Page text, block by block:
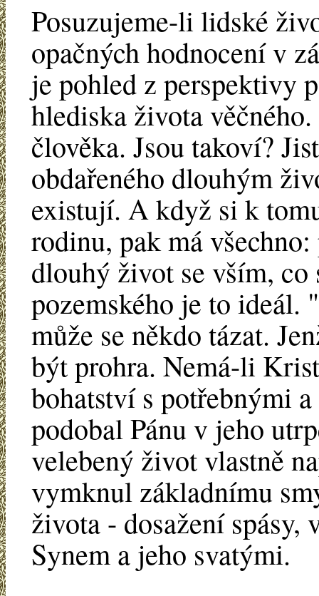
Posuzujeme-li lidské
opačných hodnocení v
je pohled z perspektivy
hlediska života
člověka. Jsou takoví?
obdařeného dlouhým
existují. A když si k
rodinu, pak má
dlouhý život se vším, co
pozemského je to
může se někdo tázat.
být prohra. Nemá-li
bohatství s potřebnými
podobal Pánu v jeho
velebený život vlastně
vymknul základnímu
života - dosažení spásy,
Synem a jeho svatými.